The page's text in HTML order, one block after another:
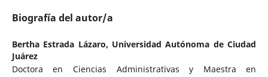
Biografía del autor/a
Bertha Estrada Lázaro, Universidad Autónoma de Ciudad
Juárez
Doctora en Ciencias Administrativas y Maestra en